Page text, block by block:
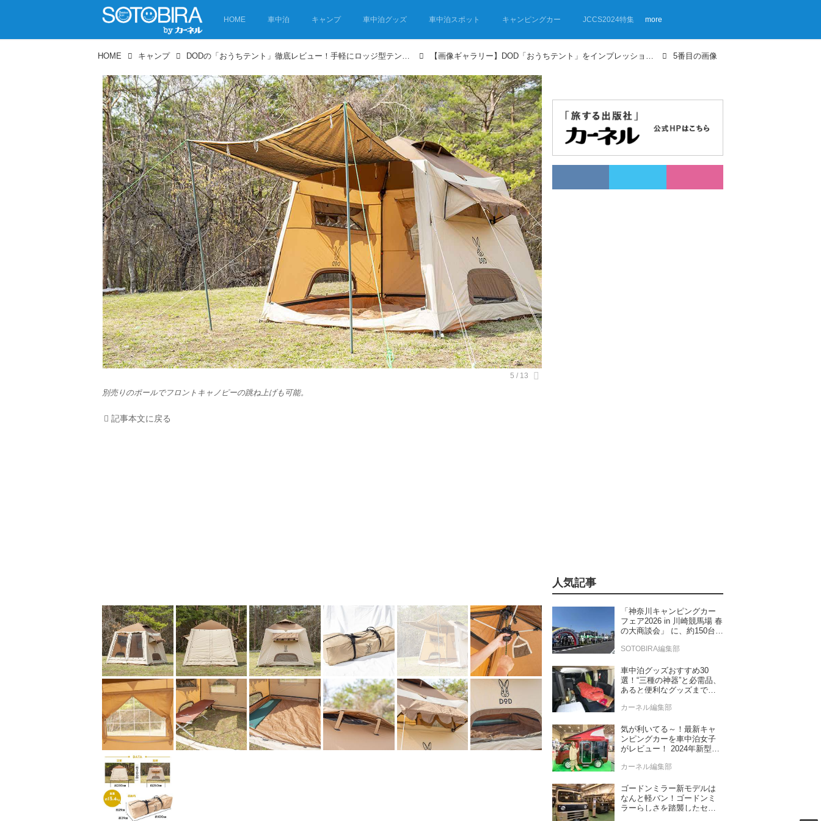
HOME 車中泊 キャンプ 車中泊グッズ 車中泊スポット キャンピングカー JCCS2024特集 more
HOME キャンプ DODの「おうちテント」徹底レビュー！手軽にロッジ型テント気分が楽しめる！ 【画像ギャラリー】DOD「おうちテント」をインプレッション！ 5番目の画像
別売りのポールでフロントキャノピーの跳ね上げも可能。
記事本文に戻る
人気記事
「神奈川キャンピングカー
フェア2026 in 川崎競馬場 春
の大商談会」 に、約150台の
SOTOBIRA編集部
車中泊グッズおすすめ30
選！“三種の神器”と必需品、
あると便利なグッズまで車
カーネル編集部
気が利いてる～！最新キャ
ンピングカーを車中泊女子
がレビュー！ 2024年新型モ
カーネル編集部
ゴードンミラー新モデルは
なんと軽バン！ゴードンミ
ラーらしさを踏襲したセン